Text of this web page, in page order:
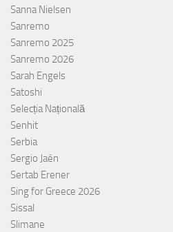
Sanna Nielsen
Sanremo
Sanremo 2025
Sanremo 2026
Sarah Engels
Satoshi
Selecția Națională
Senhit
Serbia
Sergio Jaén
Sertab Erener
Sing for Greece 2026
Sissal
Slimane